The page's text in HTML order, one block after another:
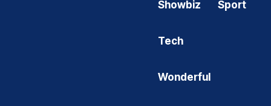
Showbiz Sport
Tech
Wonderful